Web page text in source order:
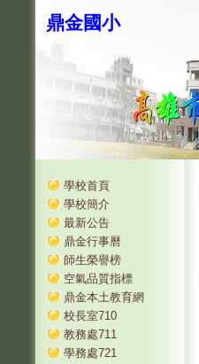
鼎金國小
:::
學校首頁
學校簡介
最新公告
鼎金行事曆
師生榮譽榜
空氣品質指標
鼎金本土教育網
校長室710
教務處711
學務處721